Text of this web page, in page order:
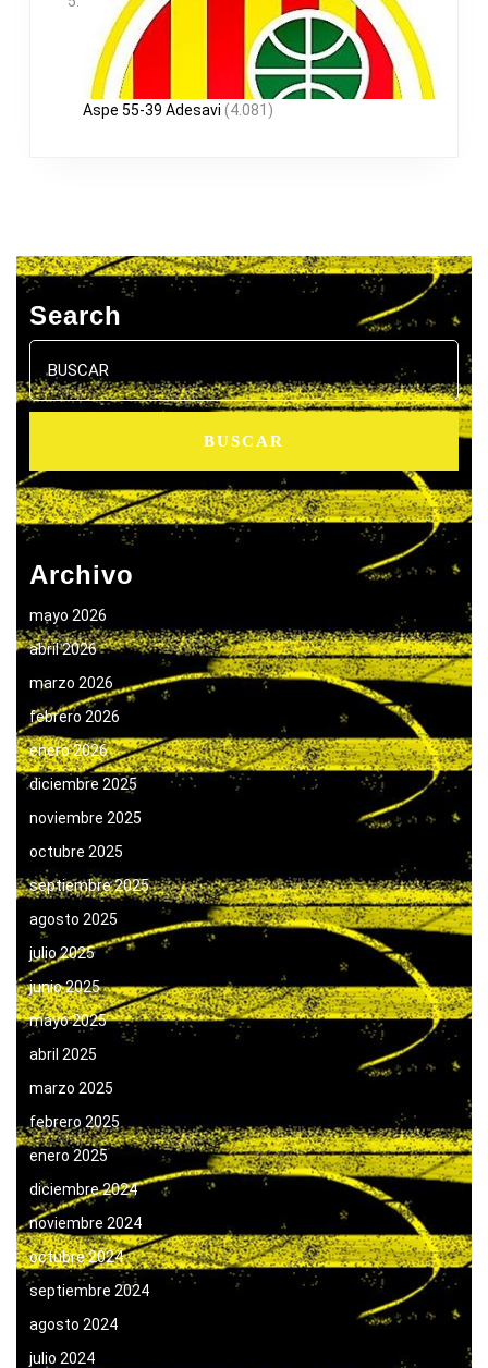
Aspe 55-39 Adesavi (4.081)
Search
Buscar:
Archivo
mayo 2026
abril 2026
marzo 2026
febrero 2026
enero 2026
diciembre 2025
noviembre 2025
octubre 2025
septiembre 2025
agosto 2025
julio 2025
junio 2025
mayo 2025
abril 2025
marzo 2025
febrero 2025
enero 2025
diciembre 2024
noviembre 2024
octubre 2024
septiembre 2024
agosto 2024
julio 2024